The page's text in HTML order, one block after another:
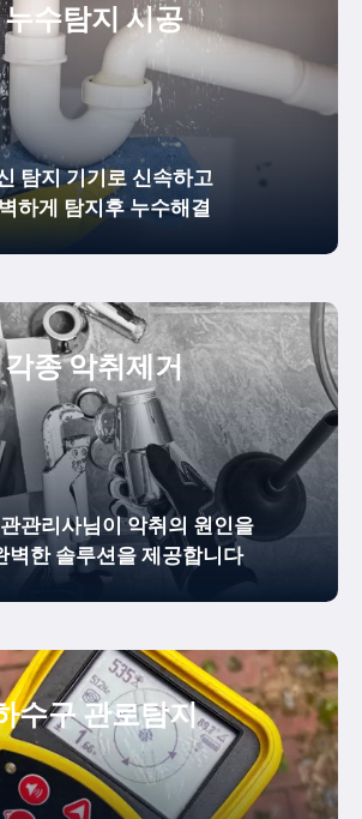
누수탐지 시공
탐지 기기로 신속하고
하게 탐지후 누수해결
각종 악취제거
관리사님이 악취의 원인을
벽한 솔루션을 제공합니다
수구 관로탐지